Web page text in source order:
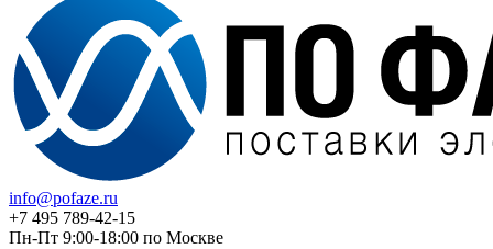
info@pofaze.ru
+7 495 789-42-15
Пн-Пт 9:00-18:00 по Москве